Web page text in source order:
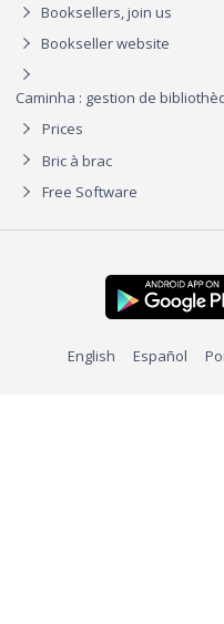
Booksellers, join us
Bookseller website
Caminha : gestion de
Prices
Bric à brac
Free Software
English Español